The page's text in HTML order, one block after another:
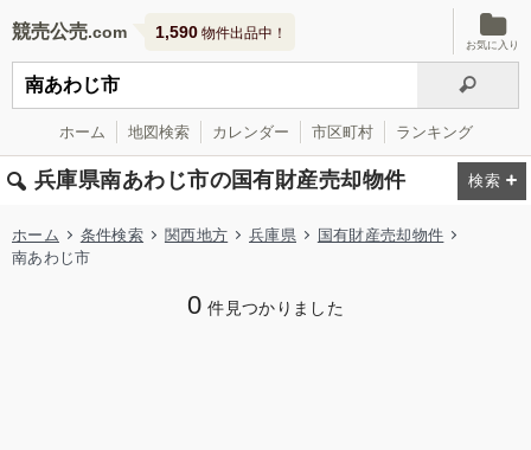
競売公売 1,590 物件出品中！
お気に入り
ホーム 地図検索 カレンダー 市区町村 ランキング
兵庫県南あわじ市の国有財産売却物件
ホーム 条件検索 関西地方 兵庫県
国有財産売却物件
南あわじ市
0 件見つかりました